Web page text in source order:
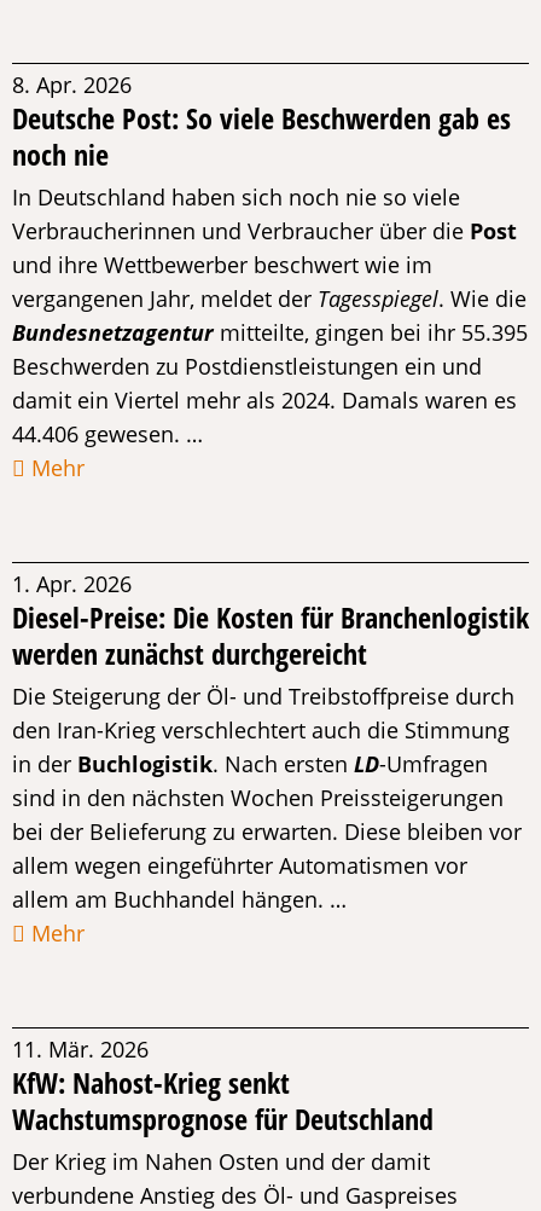
8. Apr. 2026
Deutsche Post: So viele Beschwerden gab es
noch nie
In Deutschland haben sich noch nie so viele
Verbraucherinnen und Verbraucher über die Post
und ihre Wettbewerber beschwert wie im
vergangenen Jahr, meldet der Tagesspiegel. Wie die
Bundesnetzagenturmitteilte, gingen bei ihr 55.395
Beschwerden zu Postdienstleistungen ein und
damit ein Viertel mehr als 2024. Damals waren es
44.406 gewesen. …
Mehr
1. Apr. 2026
Diesel-Preise: Die Kosten für Branchenlogistik
werden zunächst durchgereicht
Die Steigerung der Öl- und Treibstoffpreise durch
den Iran-Krieg verschlechtert auch die Stimmung
in der Buchlogistik. Nach ersten LD-Umfragen
sind in den nächsten Wochen Preissteigerungen
bei der Belieferung zu erwarten. Diese bleiben vor
allem wegen eingeführter Automatismen vor
allem am Buchhandel hängen. …
Mehr
11. Mär. 2026
KfW: Nahost-Krieg senkt
Wachstumsprognose für Deutschland
Der Krieg im Nahen Osten und der damit
verbundene Anstieg des Öl- und Gaspreises